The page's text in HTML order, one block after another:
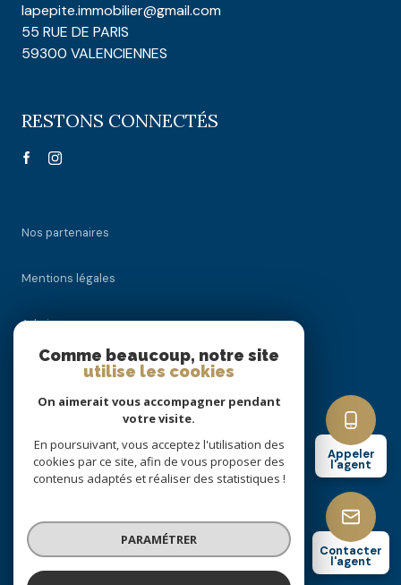
Appeler
l'agent
Contacter
l'agent
lapepite.immobilier@gmail.com
55 RUE DE PARIS
59300 VALENCIENNES
RESTONS CONNECTÉS
Nos partenaires
Mentions légales
Admin
Nos honoraires
Cookies
© 2026 | Tous droits réservés
Comme beaucoup, notre site
utilise les cookies
On aimerait vous accompagner pendant
votre visite.
En poursuivant, vous acceptez l'utilisation des
cookies par ce site, afin de vous proposer des
contenus adaptés et réaliser des statistiques !
PARAMÉTRER